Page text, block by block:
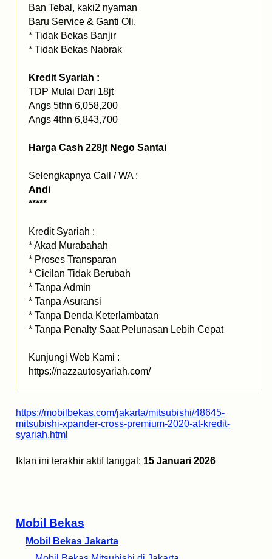
Mobil Bekas
Mobil Bekas Jakarta
Ban Tebal, kaki2 nyaman
Baru Service & Ganti Oli.
* Tidak Bekas Banjir
* Tidak Bekas Nabrak
Kredit Syariah :
TDP Mulai Dari 18jt
Angs 5thn 6,058,200
Angs 4thn 6,843,700
Harga Cash 228jt Nego Santai
Selengkapnya Call / WA :
Andi
*****
Kredit Syariah :
* Akad Murabahah
* Proses Transparan
* Cicilan Tidak Berubah
* Tanpa Admin
* Tanpa Asuransi
* Tanpa Denda Keterlambatan
* Tanpa Penalty Saat Pelunasan Lebih Cepat
Kunjungi Web Kami :
https://nazzautosyariah.com/
https://mobilbekas.com/jakarta/mitsubishi/48645-
mitsubishi-xpander-cross-premium-2020-at-kredit-
syariah.html
Iklan ini terakhir aktif tanggal: 15 Januari 2026